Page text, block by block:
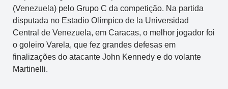
(Venezuela) pelo Grupo C da competição. Na partida
disputada no Estadio Olímpico de la Universidad
Central de Venezuela, em Caracas, o melhor jogador foi
o goleiro Varela, que fez grandes defesas em
finalizações do atacante John Kennedy e do volante
Martinelli.